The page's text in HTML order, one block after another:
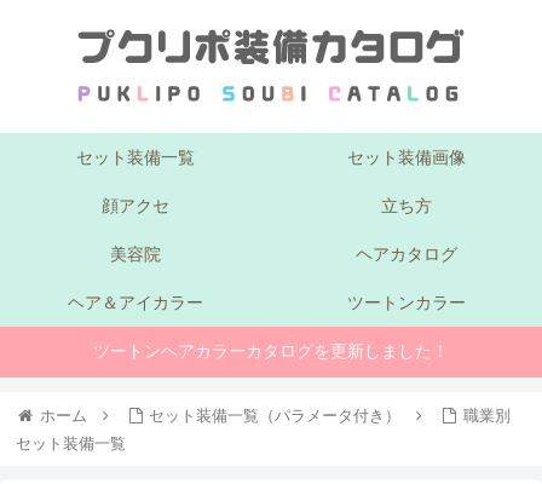
セット装備一覧 セット装備画像
顔アクセ 立ち方
美容院 ヘアカタログ
ヘア＆アイカラー ツートンカラー
ツートンヘアカラーカタログを更新しました！
ホーム セット装備一覧（パラメータ付き）
職業別
セット装備一覧